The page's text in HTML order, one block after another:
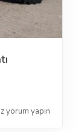
yorum yapın